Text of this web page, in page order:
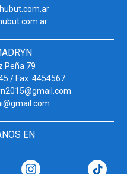
Peña 79
/ Fax: 4454567
EN